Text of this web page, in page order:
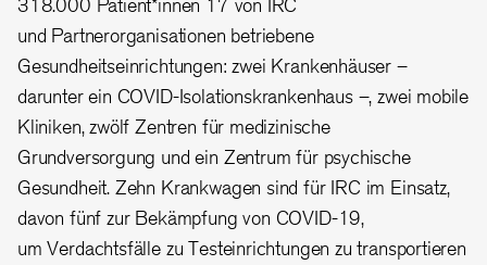
und Partnerorganisationen betriebene
Gesundheitseinrichtungen: zwei Krankenhäuser –
darunter ein COVID-Isolationskrankenhaus –, zwei mobile
Kliniken, zwölf Zentren für medizinische
Grundversorgung und ein Zentrum für psychische
Gesundheit. Zehn Krankwagen sind für IRC im Einsatz,
davon fünf zur Bekämpfung von COVID-19,
um Verdachtsfälle zu Testeinrichtungen zu transportieren